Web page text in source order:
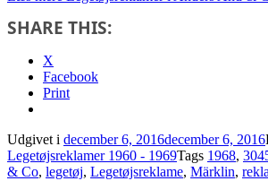
SHARE THIS:
X
Facebook
Print
Udgivet i december 6, 2016december 6, 2016
Legetøjsreklamer 1960 - 1969Tags 1968,
& Co, legetøj, Legetøjsreklame, Märklin,